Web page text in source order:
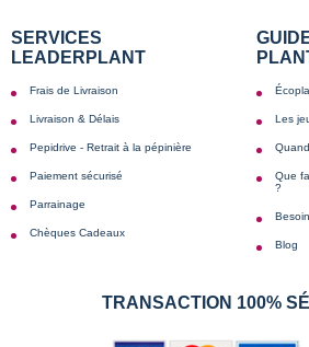
SERVICES
LEADERPLANT
Frais de Livraison
Livraison & Délais
Pepidrive - Retrait à la pépinière
Paiement sécurisé
Parrainage
Chèques Cadeaux
Les
Que
?
Blog
TRANSACTION 100%